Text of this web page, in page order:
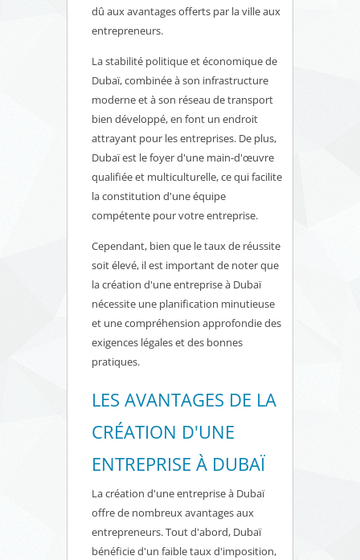
dû aux avantages offerts par la ville aux
entrepreneurs.
La stabilité politique et économique de
Dubaï, combinée à son infrastructure
moderne et à son réseau de transport
bien développé, en font un endroit
attrayant pour les entreprises. De plus,
Dubaï est le foyer d'une main-d'œuvre
qualifiée et multiculturelle, ce qui facilite
la constitution d'une équipe
compétente pour votre entreprise.
Cependant, bien que le taux de réussite
soit élevé, il est important de noter que
la création d'une entreprise à Dubaï
nécessite une planification minutieuse
et une compréhension approfondie des
exigences légales et des bonnes
pratiques.
LES AVANTAGES DE LA
CRÉATION D'UNE
ENTREPRISE À DUBAÏ
La création d'une entreprise à Dubaï
offre de nombreux avantages aux
entrepreneurs. Tout d'abord, Dubaï
bénéficie d'un faible taux d'imposition,